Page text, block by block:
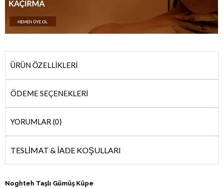
ÜRÜN ÖZELLIKLERI
ÖDEME SEÇENEKLERI
YORUMLAR (0)
TESLİMAT & İADE KOŞULLARI
Noghteh Taşlı Gümüş Küpe